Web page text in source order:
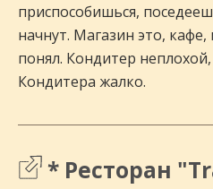
приспособишься,
начнут. Магазин это, кафе,
понял. Кондитер
Кондитера жалко.
* Ресторан